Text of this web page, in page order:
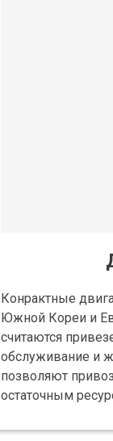
Конрактные
Южной Кореи и
считаются
обслуживание и
позволяют
остаточным